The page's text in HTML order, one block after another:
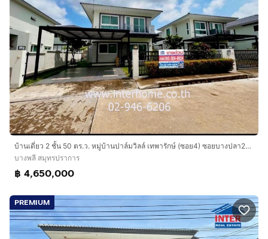
บ้านเดี่ยว 2 ชั้น 50 ตร.ว. หมู่บ้านปาล์มวิลล์ เทพารักษ์ (ซอย4) ซอยบางปลา24 ถนนเทพารักษ์ ถนนบางนา-ตราด บางพลี สมุทรปราการ
บางพลี สมุทรปราการ
฿ 4,650,000
PREMIUM